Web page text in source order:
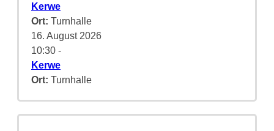
Kerwe
Ort: Turnhalle
16. August 2026
10:30 -
Kerwe
Ort: Turnhalle